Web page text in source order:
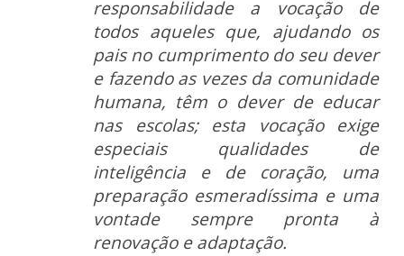
responsabilidade a vocação de
todos aqueles que, ajudando os
pais no cumprimento do seu dever
e fazendo as vezes da comunidade
humana, têm o dever de educar
nas escolas; esta vocação exige
especiais qualidades de
inteligência e de coração, uma
preparação esmeradíssima e uma
vontade sempre pronta à
renovação e adaptação.